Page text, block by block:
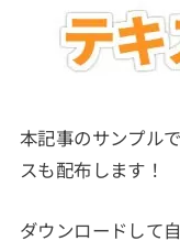
本記事のサンプル
スも配布します！
ダウンロードして